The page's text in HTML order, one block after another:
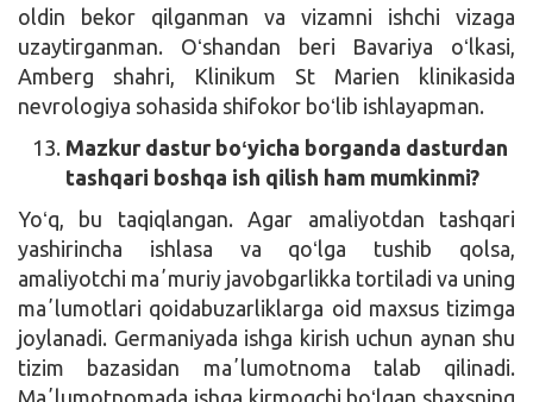
oldin bekor qilganman va vizamni ishchi vizaga
uzaytirganman. Oʻshandan beri Bavariya oʻlkasi,
Amberg shahri, Klinikum St Marien klinikasida
nevrologiya sohasida shifokor boʻlib ishlayapman.
Mazkur dastur boʻyicha borganda dasturdan
tashqari boshqa ish qilish ham mumkinmi?
Yoʻq, bu taqiqlangan. Agar amaliyotdan tashqari
yashirincha ishlasa va qoʻlga tushib qolsa,
amaliyotchi maʼmuriy javobgarlikka tortiladi va uning
maʼlumotlari qoidabuzarliklarga oid maxsus tizimga
joylanadi. Germaniyada ishga kirish uchun aynan shu
tizim bazasidan maʼlumotnoma talab qilinadi.
Maʼlumotnomada ishga kirmoqchi boʻlgan shaxsning